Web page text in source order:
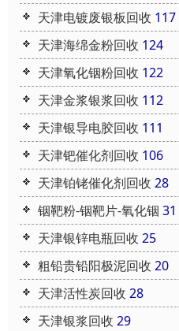
天津电镀废银板回收 117
天津海绵金粉回收 124
天津氧化铟粉回收 122
天津金浆银浆回收 112
天津银导电胶回收 111
天津钯催化剂回收 106
天津铂铑催化剂回收 28
铟靶粉-铟靶片-氧化铟 31
天津银锌电瓶回收 25
粗铅贵铅阳极泥回收 20
天津活性炭回收 28
天津银浆回收 29